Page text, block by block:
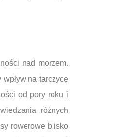
nad morzem.
na tarczycę
od pory roku i
różnych
rowerowe blisko